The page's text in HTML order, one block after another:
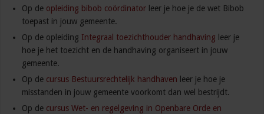
Op de opleiding bibob coördinator leer je hoe je de wet Bibob
toepast in jouw gemeente.
Op de opleiding Integraal toezichthouder handhaving leer je
hoe je het toezicht en de handhaving organiseert in jouw
gemeente.
Op de cursus Bestuursrechtelijk handhaven leer je hoe je
misstanden in jouw gemeente voorkomt dan wel bestrijdt.
Op de cursus Wet- en regelgeving in Openbare Orde en